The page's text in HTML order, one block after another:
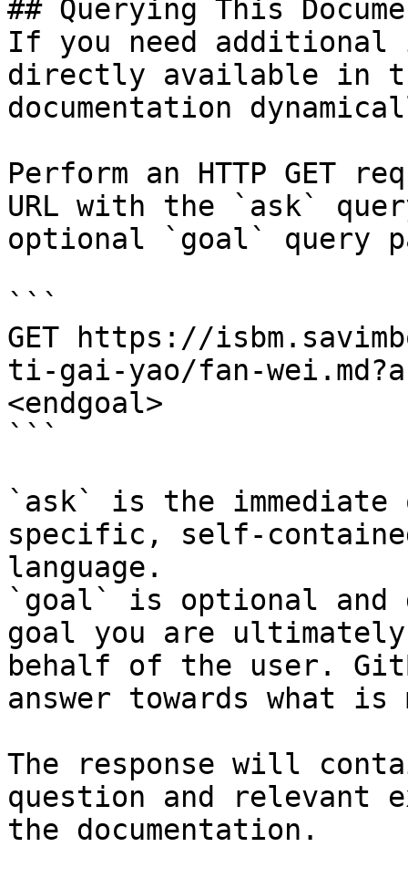
## Querying This
If you need
directly available in
documentation
Perform an HTTP GET
URL with the `ask`
optional `goal` query
```
GET https://
ti-gai-yao/fan-
<endgoal>
```
`ask` is the
specific, self-
language.
`goal` is optional and
goal you are
behalf of the user.
answer towards what
The response will
question and relevant
the documentation.